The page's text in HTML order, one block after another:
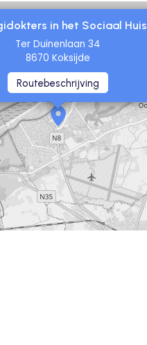
in het Sociaal Huis
Ter Duinenlaan 34
8670 Koksijde
Routebeschrijving